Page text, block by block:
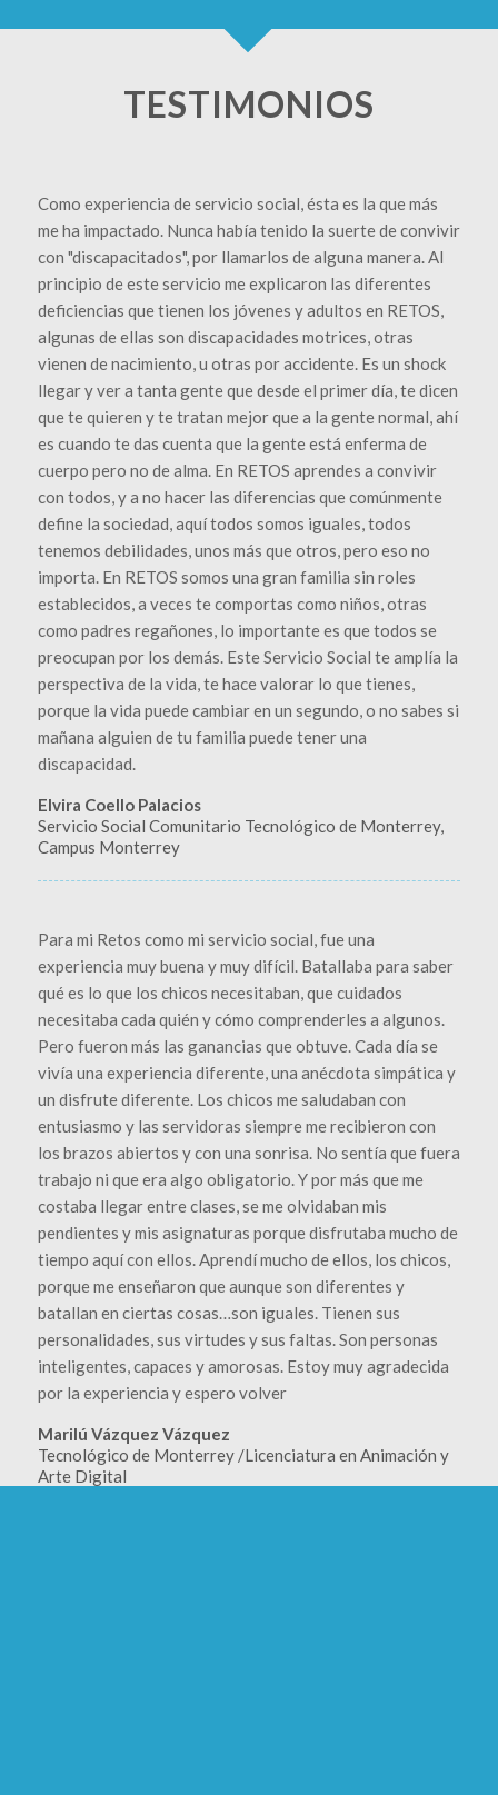
TESTIMONIOS
Como experiencia de servicio social, ésta es la que más
me ha impactado. Nunca había tenido la suerte de convivir
con "discapacitados", por llamarlos de alguna manera. Al
principio de este servicio me explicaron las diferentes
deficiencias que tienen los jóvenes y adultos en RETOS,
algunas de ellas son discapacidades motrices, otras
vienen de nacimiento, u otras por accidente. Es un shock
llegar y ver a tanta gente que desde el primer día, te dicen
que te quieren y te tratan mejor que a la gente normal, ahí
es cuando te das cuenta que la gente está enferma de
cuerpo pero no de alma. En RETOS aprendes a convivir
con todos, y a no hacer las diferencias que comúnmente
define la sociedad, aquí todos somos iguales, todos
tenemos debilidades, unos más que otros, pero eso no
importa. En RETOS somos una gran familia sin roles
establecidos, a veces te comportas como niños, otras
como padres regañones, lo importante es que todos se
preocupan por los demás. Este Servicio Social te amplía la
perspectiva de la vida, te hace valorar lo que tienes,
porque la vida puede cambiar en un segundo, o no sabes si
mañana alguien de tu familia puede tener una
discapacidad.
Elvira Coello Palacios
Servicio Social Comunitario Tecnológico de Monterrey,
Campus Monterrey
Para mi Retos como mi servicio social, fue una
experiencia muy buena y muy difícil. Batallaba para saber
qué es lo que los chicos necesitaban, que cuidados
necesitaba cada quién y cómo comprenderles a algunos.
Pero fueron más las ganancias que obtuve. Cada día se
vivía una experiencia diferente, una anécdota simpática y
un disfrute diferente. Los chicos me saludaban con
entusiasmo y las servidoras siempre me recibieron con
los brazos abiertos y con una sonrisa. No sentía que fuera
trabajo ni que era algo obligatorio. Y por más que me
costaba llegar entre clases, se me olvidaban mis
pendientes y mis asignaturas porque disfrutaba mucho de
tiempo aquí con ellos. Aprendí mucho de ellos, los chicos,
porque me enseñaron que aunque son diferentes y
batallan en ciertas cosas…son iguales. Tienen sus
personalidades, sus virtudes y sus faltas. Son personas
inteligentes, capaces y amorosas. Estoy muy agradecida
por la experiencia y espero volver
Marilú Vázquez Vázquez
Tecnológico de Monterrey /Licenciatura en Animación y
Arte Digital